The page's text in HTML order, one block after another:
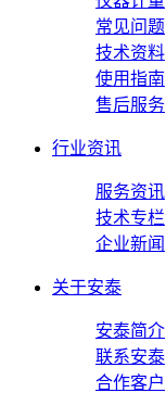
常见问题
技术资料
使用指南
售后服务
行业资讯
服务资讯
技术专栏
企业新闻
关于安泰
安泰简介
联系安泰
合作客户